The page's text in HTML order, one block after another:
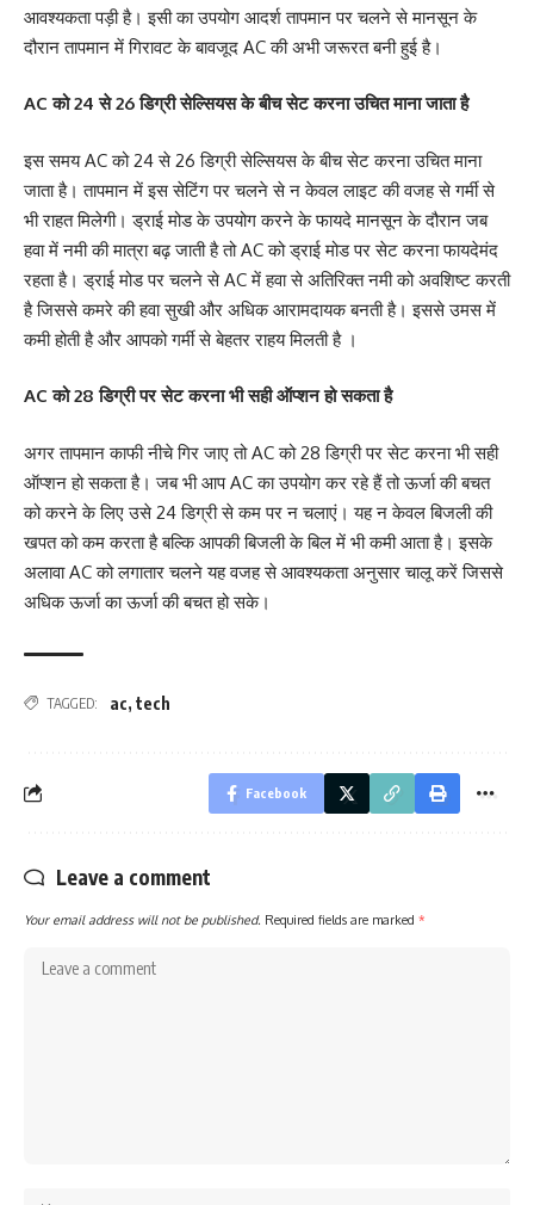
आवश्यकता पड़ी है। इसी का उपयोग आदर्श तापमान पर चलने से मानसून के
दौरान तापमान में गिरावट के बावजूद AC की अभी जरूरत बनी हुई है।
AC को 24 से 26 डिग्री सेल्सियस के बीच सेट करना उचित माना जाता है
इस समय AC को 24 से 26 डिग्री सेल्सियस के बीच सेट करना उचित माना
जाता है। तापमान में इस सेटिंग पर चलने से न केवल लाइट की वजह से गर्मी से
भी राहत मिलेगी। ड्राई मोड के उपयोग करने के फायदे मानसून के दौरान जब
हवा में नमी की मात्रा बढ़ जाती है तो AC को ड्राई मोड पर सेट करना फायदेमंद
रहता है। ड्राई मोड पर चलने से AC में हवा से अतिरिक्त नमी को अवशिष्ट करती
है जिससे कमरे की हवा सुखी और अधिक आरामदायक बनती है। इससे उमस में
कमी होती है और आपको गर्मी से बेहतर राहय मिलती है ।
AC को 28 डिग्री पर सेट करना भी सही ऑप्शन हो सकता है
अगर तापमान काफी नीचे गिर जाए तो AC को 28 डिग्री पर सेट करना भी सही
ऑप्शन हो सकता है। जब भी आप AC का उपयोग कर रहे हैं तो ऊर्जा की बचत
को करने के लिए उसे 24 डिग्री से कम पर न चलाएं। यह न केवल बिजली की
खपत को कम करता है बल्कि आपकी बिजली के बिल में भी कमी आता है। इसके
अलावा AC को लगातार चलने यह वजह से आवश्यकता अनुसार चालू करें जिससे
अधिक ऊर्जा का ऊर्जा की बचत हो सके।
TAGGED: ac, tech
Facebook
Leave a comment
Your email address will not be published. Required fields are marked *